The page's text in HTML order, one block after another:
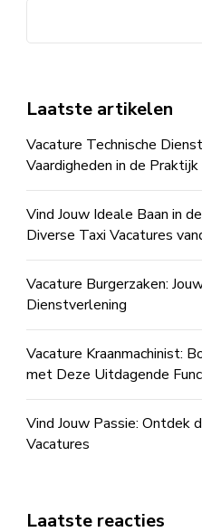
Laatste artikelen
Vacature Technische
Vaardigheden in de Praktijk
Vind Jouw Ideale Baan in
Diverse Taxi Vacatures
Vacature Burgerzaken:
Dienstverlening
Vacature Kraanmachinist:
met Deze Uitdagende
Vind Jouw Passie: Ontdek
Vacatures
Laatste reacties